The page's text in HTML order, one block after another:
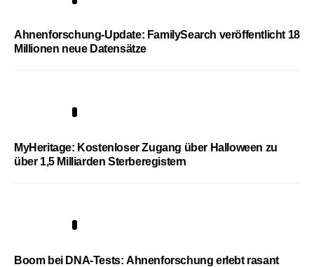
Ahnenforschung-Update: FamilySearch veröffentlicht 18
Millionen neue Datensätze
MyHeritage: Kostenloser Zugang über Halloween zu
über 1,5 Milliarden Sterberegistern
Boom bei DNA-Tests: Ahnenforschung erlebt rasant